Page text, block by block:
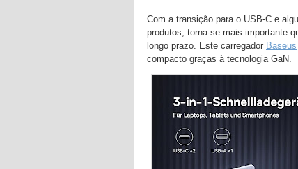
Com a transição para o USB-C e
produtos, torna-se mais importante
longo prazo. Este carregador Baseus
compacto graças à tecnologia GaN.